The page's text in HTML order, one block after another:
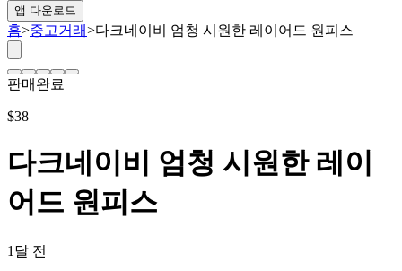
앱 다운로드
홈>중고거래>다크네이비 엄청 시원한 레이어드 원피스
판매완료
$38
다크네이비 엄청 시원한 레이
어드 원피스
1달 전